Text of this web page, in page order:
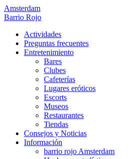
Amsterdam
Barrio Rojo
Actividades
Preguntas frecuentes
Entretenimiento
Bares
Clubes
Cafeterías
Lugares eróticos
Escorts
Museos
Restaurantes
Tiendas
Consejos y Noticias
Información
barrio rojo Amsterdam